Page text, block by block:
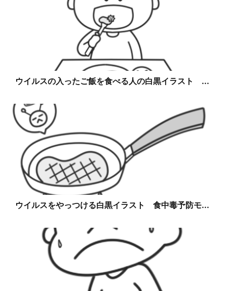
ウイルスの入ったご飯を食べる人の白黒イラスト ...
ウイルスをやっつける白黒イラスト 食中毒予防モ...